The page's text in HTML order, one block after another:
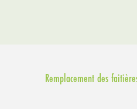
Remplacement des